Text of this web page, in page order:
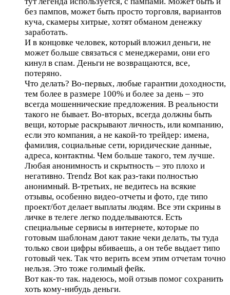
без пампов, может быть просто торговля, вариантов
куча, скамеры хитрые, хотят обманом денежку
заработать.
И в концовке человек, который вложил деньги, не
может больше связаться с менеджерами, они его
кинул в спам. Деньги не возвращаются, все,
потеряно.
Что делать? Во-первых, любые гарантии доходности,
тем более в размере 100% и более за день – это
всегда мошеннические предложения. В реальности
такого не бывает. Во-вторых, всегда должны быть
вещи, которые раскрывают личность, или компанию,
если это компания, а не какой-то трейдер: имена,
фамилия, социальные сети, юридические данные,
адреса, контактны. Чем больше такого, тем лучше.
Любая анонимность и скрытность – это плохо и
негативно. Trendz Bot как раз-таки полностью
анонимный. В-третьих, не ведитесь на всякие
отзывы, особенно видео-отчеты и фото, где типо
проект/бот делает выплаты людям. Все эти скрины в
личке в телеге легко подделываются. Есть
специальные сервисы в интернете, которые по
готовым шаблонам дают такие чеки делать, ты туда
только свои цифры вбиваешь, а он тебе выдает типо
готовый чек. Так что верить всем этим отчетам точно
нельзя. Это тоже голимый фейк.
Вот как-то так. надеюсь, мой отзыв помог сохранить
хоть кому-нибудь деньги.